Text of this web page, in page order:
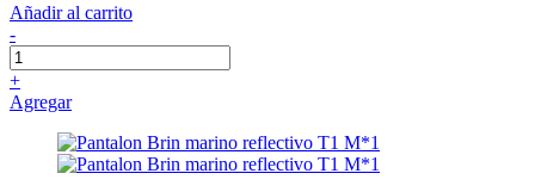
Añadir al carrito
-
+
Agregar